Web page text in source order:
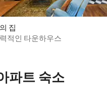
점), 후기 156개
집
적인 타운하우스
파트 숙소